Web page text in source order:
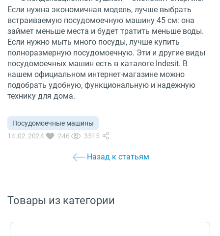
Если нужна экономичная модель, лучше выбрать
встраиваемую посудомоечную машину 45 см: она
займет меньше места и будет тратить меньше воды.
Если нужно мыть много посуды, лучше купить
полноразмерную посудомоечную. Эти и другие виды
посудомоечных машин есть в каталоге Indesit. В
нашем официальном интернет-магазине можно
подобрать удобную, функциональную и надежную
технику для дома.
Посудомоечные машины
14.02.2024
246 3515
Назад к статьям
Товары из категории